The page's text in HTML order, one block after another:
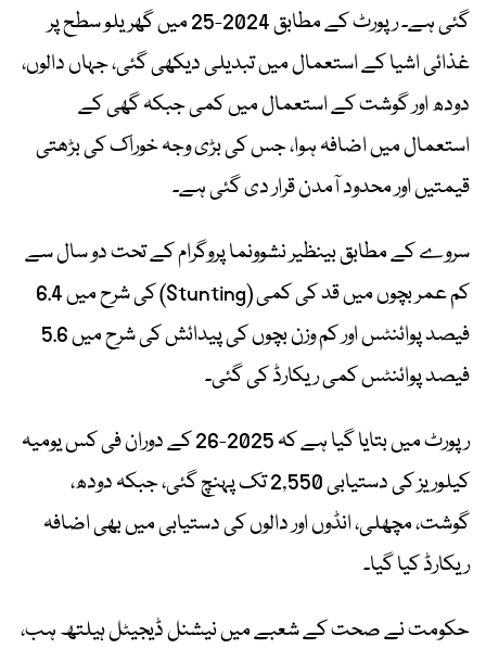
گئی ہے۔ رپورٹ کے مطابق 2024-25 میں گھریلو سطح پر
غذائی اشیا کے استعمال میں تبدیلی دیکھی گئی، جہاں دالوں،
دودھ اور گوشت کے استعمال میں کمی جبکہ گھی کے
استعمال میں اضافہ ہوا، جس کی بڑی وجہ خوراک کی بڑھتی
قیمتیں اور محدود آمدن قرار دی گئی ہے۔
سروے کے مطابق بینظیر نشوونما پروگرام کے تحت دو سال سے
کم عمر بچوں میں قد کی کمی (Stunting) کی شرح میں 6.4
فیصد پوائنٹس اور کم وزن بچوں کی پیدائش کی شرح میں 5.6
فیصد پوائنٹس کمی ریکارڈ کی گئی۔
رپورٹ میں بتایا گیا ہے کہ 2025-26 کے دوران فی کس یومیہ
کیلوریز کی دستیابی 2,550 تک پہنچ گئی، جبکہ دودھ،
گوشت، مچھلی، انڈوں اور دالوں کی دستیابی میں بھی اضافہ
ریکارڈ کیا گیا۔
حکومت نے صحت کے شعبے میں نیشنل ڈیجیٹل ہیلتھ ہب،